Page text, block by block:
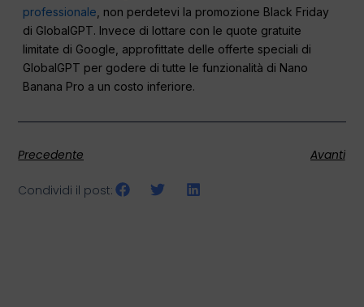
professionale , non perdetevi la promozione Black Friday
di GlobalGPT. Invece di lottare con le quote gratuite
limitate di Google, approfittate delle offerte speciali di
GlobalGPT per godere di tutte le funzionalità di Nano
Banana Pro a un costo inferiore.
Precedente Avanti
Condividi il post: